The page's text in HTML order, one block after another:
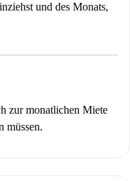
und des Monats,
zur monatlichen Miete
müssen.